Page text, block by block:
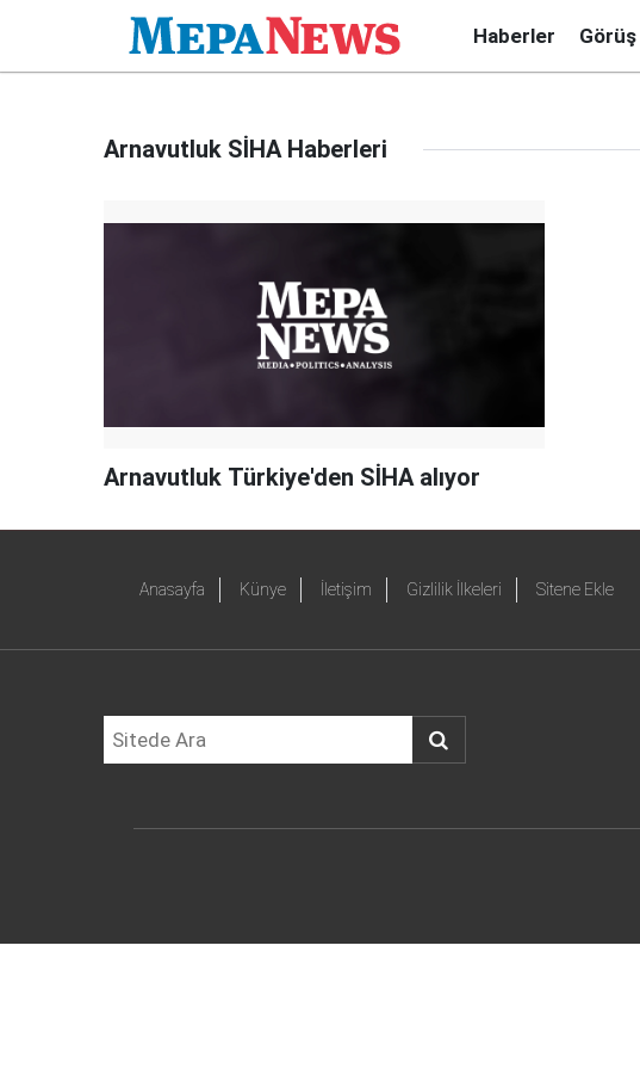
Haberler Görüş
Arnavutluk SİHA Haberleri
Arnavutluk Türkiye'den SİHA alıyor
Anasayfa Künye İletişim Gizlilik İlkeleri Sitene Ekle